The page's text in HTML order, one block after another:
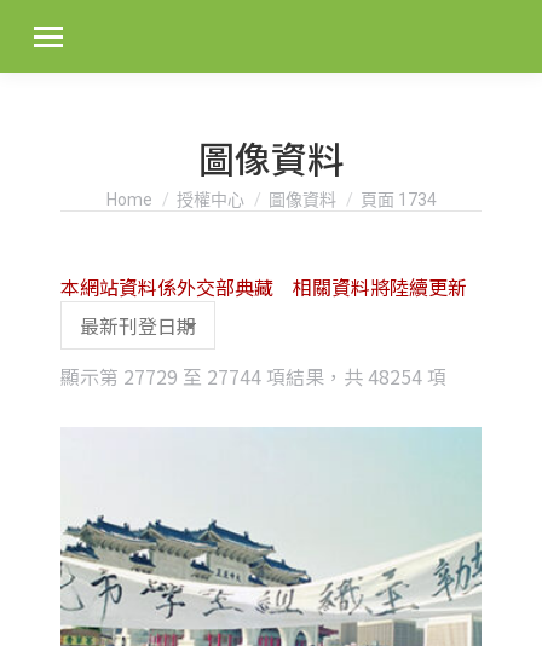
圖像資料
You are here:
Home 授權中心 圖像資料 頁面 1734
顯示第 27729 至 27744 項結果，共 48254 項
latest
本網站資料係外交部典藏 相關資料將陸續更新